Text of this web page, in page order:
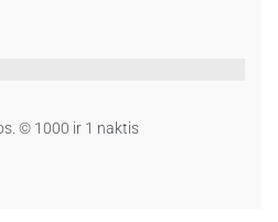
© 1000 ir 1 naktis